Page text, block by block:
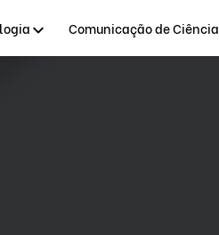
Comunicação de Ciência